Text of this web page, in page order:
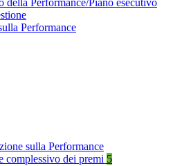
della Performance/Piano esecutivo
Performance
sulla Performance
complessivo dei premi 5